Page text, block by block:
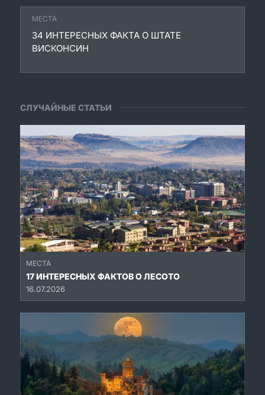
МЕСТА
34 ИНТЕРЕСНЫХ ФАКТА О ШТАТЕ
ВИСКОНСИН
СЛУЧАЙНЫЕ СТАТЬИ
МЕСТА
17 ИНТЕРЕСНЫХ ФАКТОВ О ЛЕСОТО
16.07.2026